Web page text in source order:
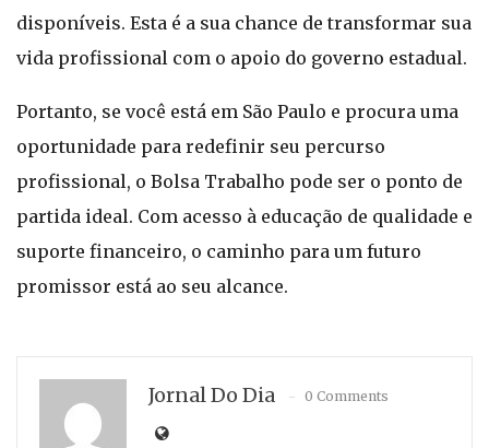
disponíveis. Esta é a sua chance de transformar sua
vida profissional com o apoio do governo estadual.
Portanto, se você está em São Paulo e procura uma
oportunidade para redefinir seu percurso
profissional, o Bolsa Trabalho pode ser o ponto de
partida ideal. Com acesso à educação de qualidade e
suporte financeiro, o caminho para um futuro
promissor está ao seu alcance.
Jornal Do Dia 0 Comments